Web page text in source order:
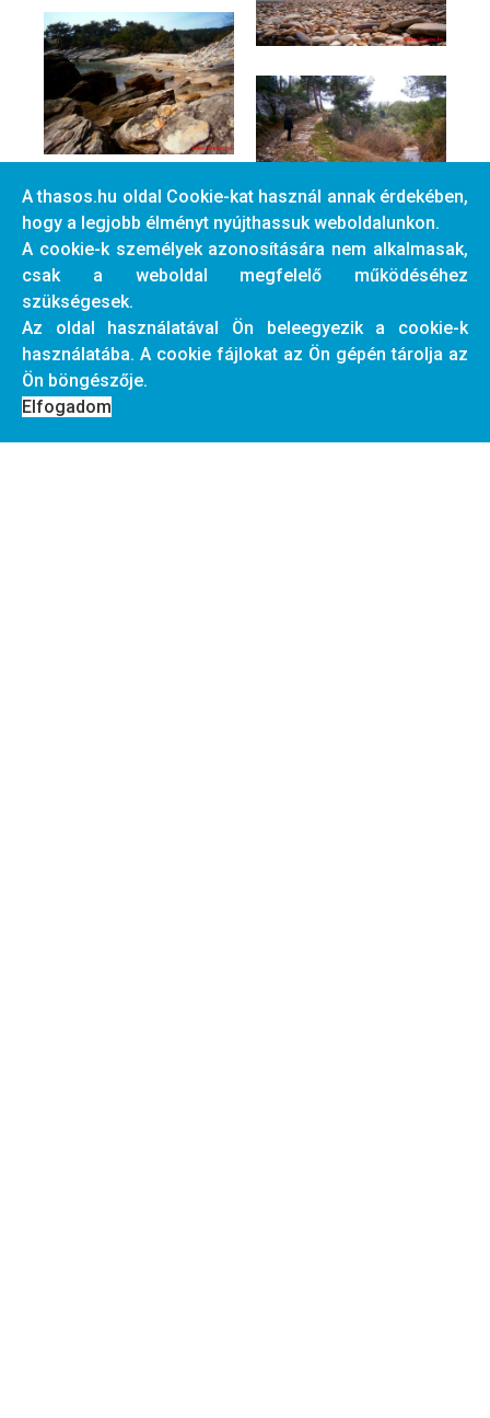
A thasos.hu oldal Cookie-kat használ annak érdekében,
hogy a legjobb élményt nyújthassuk weboldalunkon.
A cookie-k személyek azonosítására nem alkalmasak,
csak a weboldal megfelelő működéséhez
szükségesek.
Az oldal használatával Ön beleegyezik a cookie-k
használatába. A cookie fájlokat az Ön gépén tárolja az
Ön böngészője.
Elfogadom